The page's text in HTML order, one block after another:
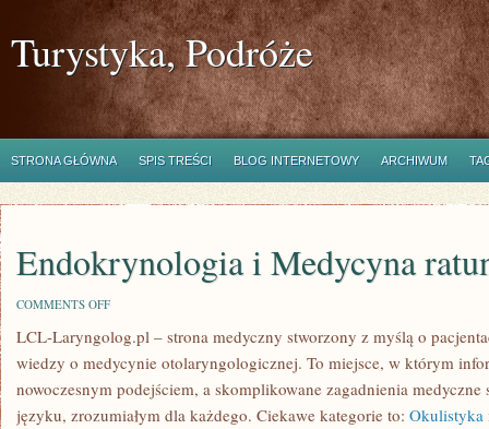
Turystyka, Podróże
STRONA GŁÓWNA SPIS TREŚCI BLOG INTERNETOWY ARCHIWUM
Endokrynologia i Medycyna
COMMENTS OFFON
I
RATUNKOWA
LCL-Laryngolog.pl – strona medyczny stworzony z myślą o
wiedzy o medycynie otolaryngologicznej. To miejsce, w którym
nowoczesnym podejściem, a skomplikowane zagadnienia medyczne
języku, zrozumiałym dla każdego. Ciekawe kategorie to: Okulistyka